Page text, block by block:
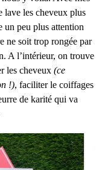
lave les cheveux plus
un peu plus attention
ne soit trop rongée par
A l’intérieur, on trouve
les cheveux (ce
!), faciliter le coiffages
de karité qui va